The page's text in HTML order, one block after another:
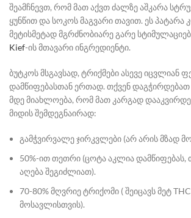
შეამჩნევთ, რომ მათ აქვთ ძალზე აშკარა
ყუნწით და სოკოს მაგვარი თავით. ეს პატარა
მეტისმეტად მგრძნობიარე გარე
Kief-ის მთავარი ინგრედიენტი.
ბუტკოს მსგავსად, ტრიქმებიასევე იცვლიან
დამწიფებასთან ერთად. თქვენ დაგჭირდებათ
მდე მიახლოება, რომ მათ კარგად
მიდის შემდეგნაირად:
გამჭვირვალე ჯირკვლები (არ არის მზად
50%-ით თეთრი (ცოტა აკლია დამწიფებას,
აღება შეგიძლიათ).
70-80% მღვრიეტრიქომი (შეიცავს მეტ
მოსავლისთვის).